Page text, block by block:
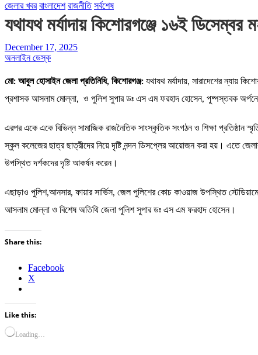
জেলার খবর বাংলাদেশ রাজনীতি সর্বশেষ
যথাযথ মর্যাদায় কিশোরগঞ্জে ১৬ই ডিসেম্বর
December 17, 2025
অনলাইন ডেস্ক
মো: আবুল হোসাইন জেলা প্রতিনিধি, কিশোরগঞ্জ: যথাযথ মর্যাদায়, সারাদেশের ন্যায়
প্রশাসক আসলাম মোল্লা, ও পুলিশ সুপার ডঃ এস এম ফরহাদ হোসেন, পুষ্পস্তবক অর্পনের
এরপর একে একে বিভিন্ন সামাজিক রাজনৈতিক সাংস্কৃতিক সংগঠন ও শিক্ষা প্রতিষ্ঠান
স্কুল কলেজের ছাত্র ছাত্রীদের নিয়ে দৃষ্টি নন্দন ডিসপ্লের আয়োজন করা হয়। এতে
উপস্থিত দর্শকদের দৃষ্টি আকর্ষন করেন।
এছাড়াও পুলিশ,আনসার, ফায়ার সার্ভিস, জেল পুলিশের কোচ কাওয়াজ উপস্থিত
আসলাম মোল্লা ও বিশেষ অতিথি জেলা পুলিশ সুপার ডঃ এস এম ফরহাদ হোসেন।
Share this:
Facebook
X
Like this:
Loading…